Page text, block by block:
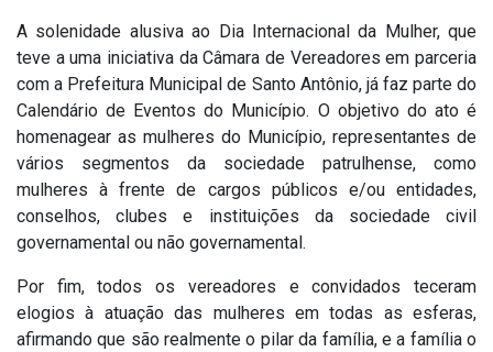
A solenidade alusiva ao Dia Internacional da Mulher, que
teve a uma iniciativa da Câmara de Vereadores em parceria
com a Prefeitura Municipal de Santo Antônio, já faz parte do
Calendário de Eventos do Município. O objetivo do ato é
homenagear as mulheres do Município, representantes de
vários segmentos da sociedade patrulhense, como
mulheres à frente de cargos públicos e/ou entidades,
conselhos, clubes e instituições da sociedade civil
governamental ou não governamental.
Por fim, todos os vereadores e convidados teceram
elogios à atuação das mulheres em todas as esferas,
afirmando que são realmente o pilar da família, e a família o